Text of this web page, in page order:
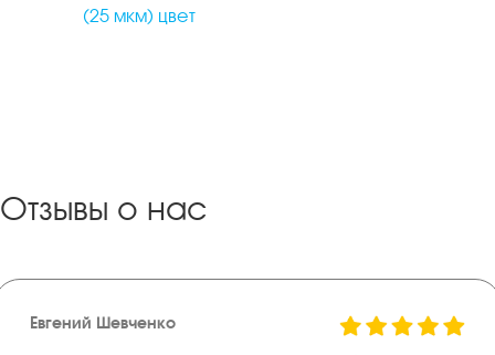
(25 мкм) цвет
Отзывы о нас
Евгений Шевченко